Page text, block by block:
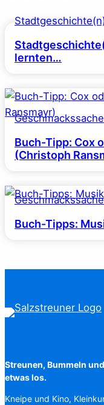
lernten…
Buch-Tipp: Cox
(Christoph
Buch-Tipps:
Streunen, Bummeln
etwas los.
Kneipe und Kino,